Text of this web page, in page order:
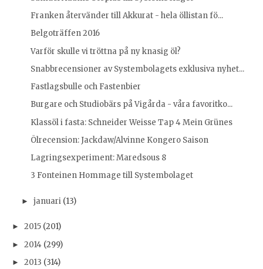
Franken återvänder till Akkurat - hela öllistan fö...
Belgoträffen 2016
Varför skulle vi tröttna på ny knasig öl?
Snabbrecensioner av Systembolagets exklusiva nyhet...
Fastlagsbulle och Fastenbier
Burgare och Studiobärs på Vigårda - våra favoritko...
Klassöl i fasta: Schneider Weisse Tap 4 Mein Grünes
Ölrecension: Jackdaw/Alvinne Kongero Saison
Lagringsexperiment: Maredsous 8
3 Fonteinen Hommage till Systembolaget
► januari (13)
► 2015 (201)
► 2014 (299)
► 2013 (314)